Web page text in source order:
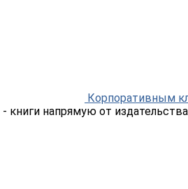
Корпоративным
- книги напрямую от издательства